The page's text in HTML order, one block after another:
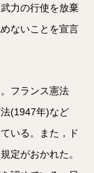
力の行使を放棄
ないことを宣言
フランス憲法
(1947年)など
いる。また，ド
定がおかれた。